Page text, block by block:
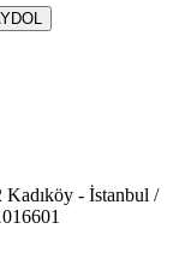
- İstanbul /